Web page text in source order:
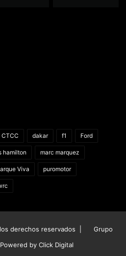
CTCC dakar f1 Ford
hamilton marc marquez
Viva puromotor
derechos reservados |
Grupo
by Click Digital